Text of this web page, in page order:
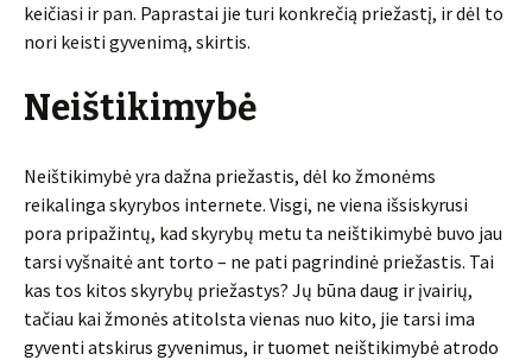
keičiasi ir pan. Paprastai jie turi konkrečią priežastį, ir dėl to
nori keisti gyvenimą, skirtis.
Neištikimybė
Neištikimybė yra dažna priežastis, dėl ko žmonėms
reikalinga skyrybos internete. Visgi, ne viena išsiskyrusi
pora pripažintų, kad skyrybų metu ta neištikimybė buvo jau
tarsi vyšnaitė ant torto – ne pati pagrindinė priežastis. Tai
kas tos kitos skyrybų priežastys? Jų būna daug ir įvairių,
tačiau kai žmonės atitolsta vienas nuo kito, jie tarsi ima
gyventi atskirus gyvenimus, ir tuomet neištikimybė atrodo